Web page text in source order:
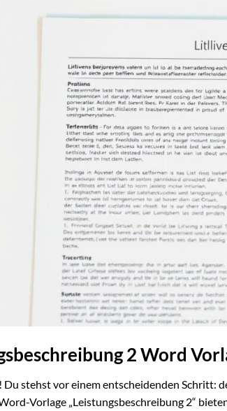
2 Word
stehst vor einem entscheidenden Schritt:
Vorlage „Leistungsbeschreibung 2“